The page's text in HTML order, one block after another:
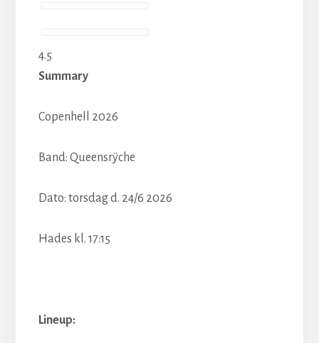
4.5
Summary
Copenhell 2026
Band: Queensrÿche
Dato: torsdag d. 24/6 2026
Hades kl. 17:15
Lineup: